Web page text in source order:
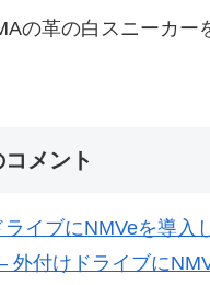
の革の白スニーカー
メント
イブにNMVeを導入
外付けドライブに